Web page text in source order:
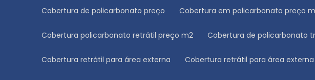
Cobertura de policarbonato preço Cobertura em policarbonato preço
Cobertura policarbonato retrátil preço m2 Cobertura de policarbonato
Cobertura retrátil para área externa Cobertura retrátil para área